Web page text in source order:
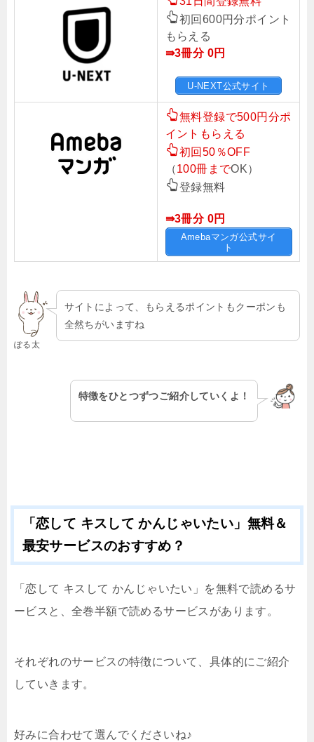
初回600円分ポイント
もらえる
⇛3冊分 0円
U-NEXT公式サイト
無料登録で500円分ポ
イントもらえる
初回50％OFF
（100冊までOK）
登録無料
⇛3冊分 0円
Amebaマンガ公式サイ
ト
ぽる太
サイトによって、もらえるポイントもクーポンも
全然ちがいますね
特徴をひとつずつご紹介していくよ！
「恋して キスして かんじゃいたい」無料＆
最安サービスのおすすめ？
「恋して キスして かんじゃいたい」を無料で読めるサ
ービスと、全巻半額で読めるサービスがあります。
それぞれのサービスの特徴について、具体的にご紹介
していきます。
好みに合わせて選んでくださいね♪